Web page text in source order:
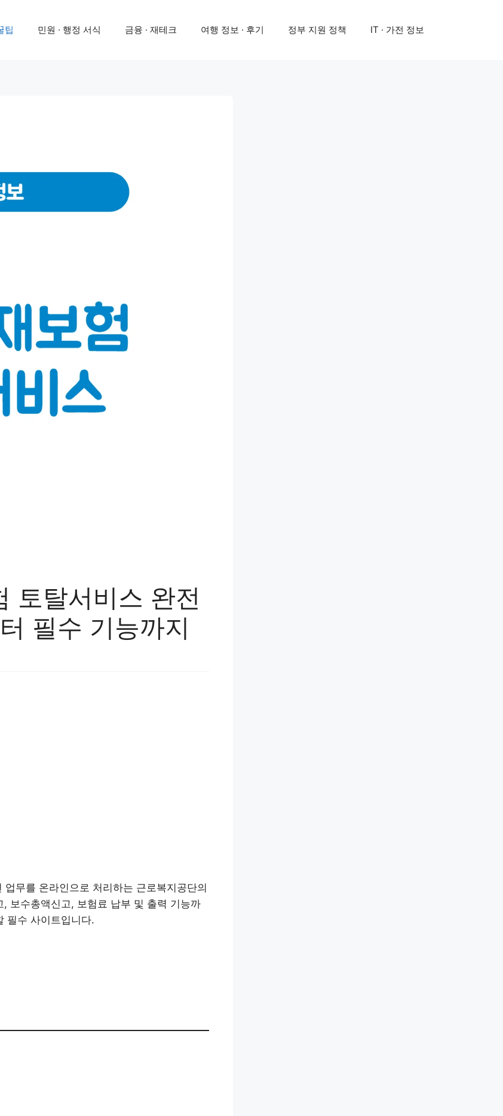
팁 민원 · 행정 서식 금융 · 재테크 여행 정보 · 후기 정부 지원 정책 IT · 가전 정보
토탈서비스 완전
필수 기능까지
무를 온라인으로 처리하는 근로복지공단의
보수총액신고, 보험료 납부 및 출력 기능까
필수 사이트입니다.